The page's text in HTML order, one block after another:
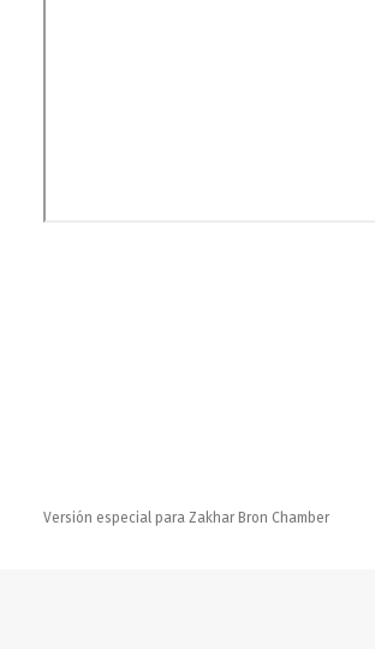
Versión especial para Zakhar Bron Chamber